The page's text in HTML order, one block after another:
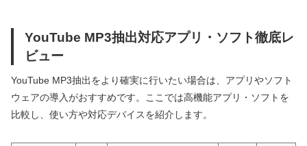
YouTube MP3抽出対応アプリ・ソフト徹底レ
ビュー
YouTube MP3抽出をより確実に行いたい場合は、アプリやソフト
ウェアの導入がおすすめです。ここでは高機能アプリ・ソフトを
比較し、使い方や対応デバイスを紹介します。